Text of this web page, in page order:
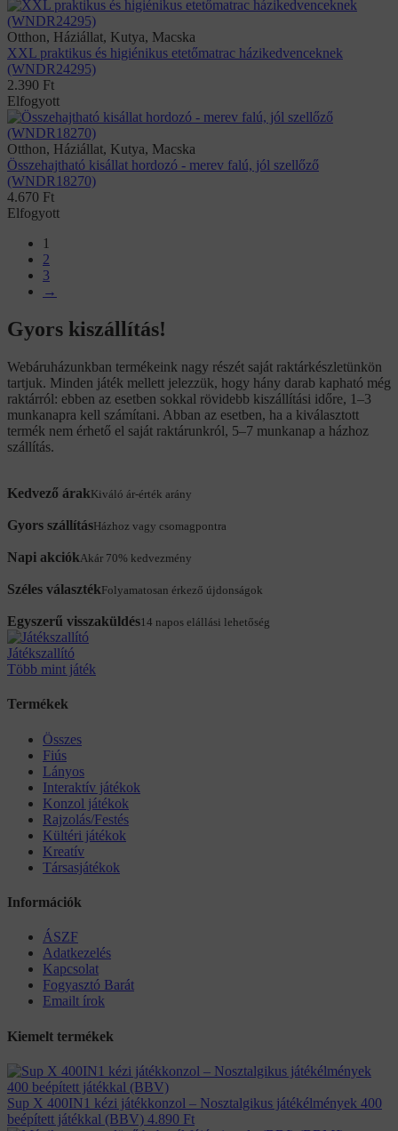
Otthon, Háziállat, Kutya, Macska
XXL praktikus és higiénikus etetőmatrac házikedvenceknek
(WNDR24295)
2.390 Ft
Elfogyott
Otthon, Háziállat, Kutya, Macska
Összehajtható kisállat hordozó - merev falú, jól szellőző
(WNDR18270)
4.670 Ft
Elfogyott
1
2
3
→
Gyors kiszállítás!
Webáruházunkban termékeink nagy részét saját raktárkészletünkön
tartjuk. Minden játék mellett jelezzük, hogy hány darab kapható még
raktárról: ebben az esetben sokkal rövidebb kiszállítási időre, 1–3
munkanapra kell számítani. Abban az esetben, ha a kiválasztott
termék nem érhető el saját raktárunkról, 5–7 munkanap a házhoz
szállítás.
Kedvező árakKiváló ár-érték arány
Gyors szállításHázhoz vagy csomagpontra
Napi akciókAkár 70% kedvezmény
Széles választékFolyamatosan érkező újdonságok
Egyszerű visszaküldés14 napos elállási lehetőség
Játékszallító
Több mint játék
Termékek
Összes
Fiús
Lányos
Interaktív játékok
Konzol játékok
Rajzolás/Festés
Kültéri játékok
Kreatív
Társasjátékok
Információk
ÁSZF
Adatkezelés
Kapcsolat
Fogyasztó Barát
Emailt írok
Kiemelt termékek
Sup X 400IN1 kézi játékkonzol – Nosztalgikus játékélmények 400
beépített játékkal (BBV) 4.890 Ft